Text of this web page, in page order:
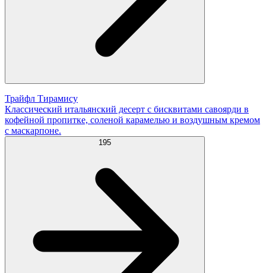
Трайфл Тирамису
Классический итальянский десерт с бисквитами савоярди в
кофейной пропитке, соленой карамелью и воздушным кремом
с маскарпоне.
195